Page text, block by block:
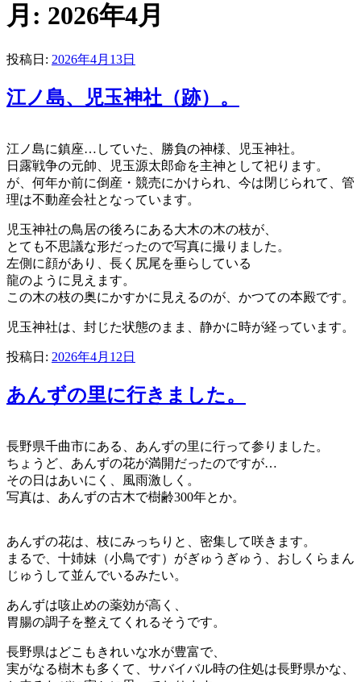
月: 2026年4月
投稿日: 2026年4月13日
江ノ島、児玉神社（跡）。
江ノ島に鎮座…していた、勝負の神様、児玉神社。
日露戦争の元帥、児玉源太郎命を主神として祀ります。
が、何年か前に倒産・競売にかけられ、今は閉じられて、管
理は不動産会社となっています。
児玉神社の鳥居の後ろにある大木の木の枝が、
とても不思議な形だったので写真に撮りました。
左側に顔があり、長く尻尾を垂らしている
龍のように見えます。
この木の枝の奥にかすかに見えるのが、かつての本殿です。
児玉神社は、封じた状態のまま、静かに時が経っています。
投稿日: 2026年4月12日
あんずの里に行きました。
長野県千曲市にある、あんずの里に行って参りました。
ちょうど、あんずの花が満開だったのですが…
その日はあいにく、風雨激しく。
写真は、あんずの古木で樹齢300年とか。
あんずの花は、枝にみっちりと、密集して咲きます。
まるで、十姉妹（小鳥です）がぎゅうぎゅう、おしくらまん
じゅうして並んでいるみたい。
あんずは咳止めの薬効が高く、
胃腸の調子を整えてくれるそうです。
長野県はどこもきれいな水が豊富で、
実がなる樹木も多くて、サバイバル時の住処は長野県かな、